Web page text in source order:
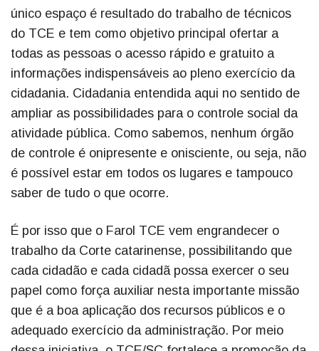
único espaço é resultado do trabalho de técnicos
do TCE e tem como objetivo principal ofertar a
todas as pessoas o acesso rápido e gratuito a
informações indispensáveis ao pleno exercício da
cidadania. Cidadania entendida aqui no sentido de
ampliar as possibilidades para o controle social da
atividade pública. Como sabemos, nenhum órgão
de controle é onipresente e onisciente, ou seja, não
é possível estar em todos os lugares e tampouco
saber de tudo o que ocorre.
É por isso que o Farol TCE vem engrandecer o
trabalho da Corte catarinense, possibilitando que
cada cidadão e cada cidadã possa exercer o seu
papel como força auxiliar nesta importante missão
que é a boa aplicação dos recursos públicos e o
adequado exercício da administração. Por meio